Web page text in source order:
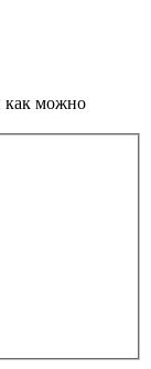
как можно